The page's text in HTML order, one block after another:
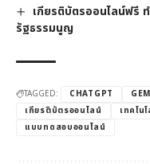
เกียรติบัตรออนไลน์ฟรี
รัฐธรรมนูญ
TAGGED: CHATGPT
เกียรติบัตรออนไลน์
เทคโน
แบบทดสอบออนไลน์